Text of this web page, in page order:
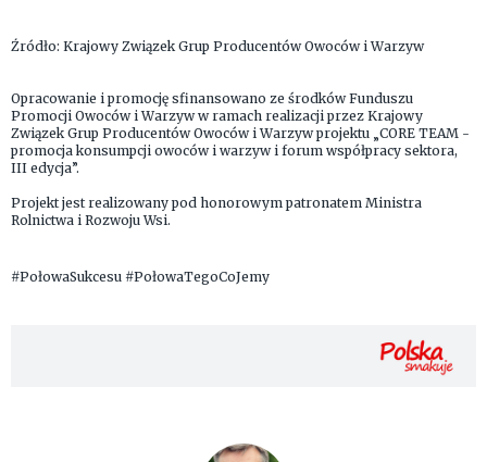
Źródło: Krajowy Związek Grup Producentów Owoców i Warzyw
Opracowanie i promocję sfinansowano ze środków Funduszu
Promocji Owoców i Warzyw w ramach realizacji przez Krajowy
Związek Grup Producentów Owoców i Warzyw projektu „CORE TEAM -
promocja konsumpcji owoców i warzyw i forum współpracy sektora,
III edycja”.
Projekt jest realizowany pod honorowym patronatem Ministra
Rolnictwa i Rozwoju Wsi.
#PołowaSukcesu #PołowaTegoCoJemy